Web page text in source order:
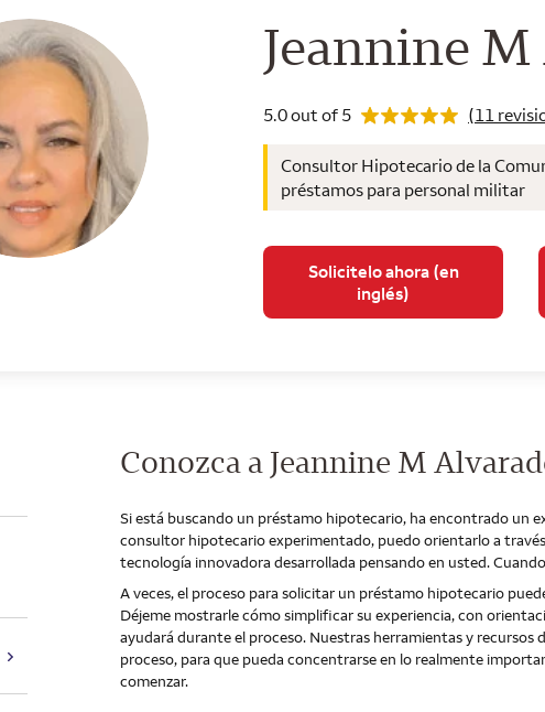
Consultor
Jeannine
5.0 out of 5
Rating 5.0
(11
Consultor Hipotecario de la
préstamos para personal militar
Solicitelo ahora (en
inglés)
Conozca a Jeannine M
Si está buscando un préstamo hipotecario, ha encontrado un
consultor hipotecario experimentado, puedo orientarlo a
tecnología innovadora desarrollada pensando en usted.
A veces, el proceso para solicitar un préstamo hipotecario
Déjeme mostrarle cómo simplificar su experiencia, con
ayudará durante el proceso. Nuestras herramientas y recursos
proceso, para que pueda concentrarse en lo realmente
comenzar.